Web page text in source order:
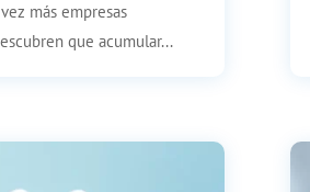
más empresas
que acumular...